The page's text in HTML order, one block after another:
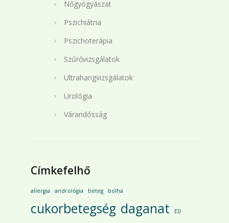
Nőgyógyászat
Pszichiátria
Pszichoterápia
Szűrővizsgálatok
Ultrahangvizsgálatok
Urológia
Várandósság
Címkefelhő
allergia andrológia beteg bolha
cukorbetegség daganat ED